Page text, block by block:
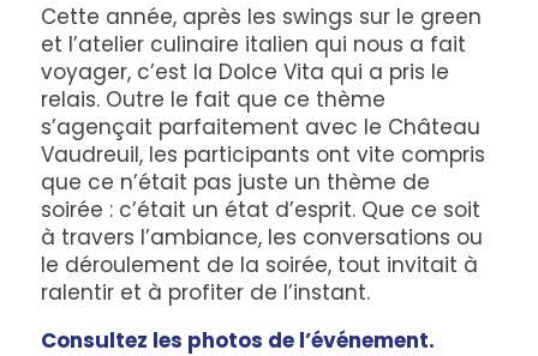
Cette année, après les swings sur le green
et l’atelier culinaire italien qui nous a fait
voyager, c’est la Dolce Vita qui a pris le
relais. Outre le fait que ce thème
s’agençait parfaitement avec le Château
Vaudreuil, les participants ont vite compris
que ce n’était pas juste un thème de
soirée : c’était un état d’esprit. Que ce soit
à travers l’ambiance, les conversations ou
le déroulement de la soirée, tout invitait à
ralentir et à profiter de l’instant.
Consultez les photos de l’événement.